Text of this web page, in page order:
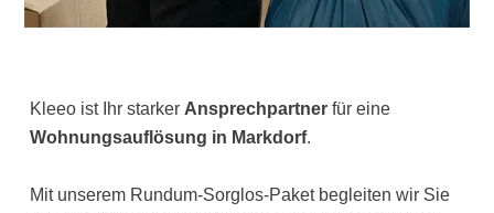
Kleeo ist Ihr starker Ansprechpartner für eine
Wohnungsauflösung in Markdorf.
Mit unserem Rundum-Sorglos-Paket begleiten wir Sie